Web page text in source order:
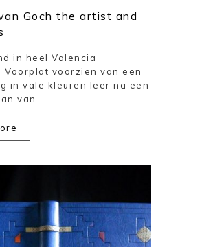
Goch the artist and
in heel Valencia
Voorplat voorzien van een
in vale kleuren leer na een
van ...